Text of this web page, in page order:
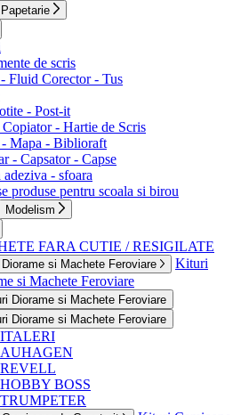
Papetarie
de scris
Fluid Corector - Tus
- Post-it
- Hartie de Scris
Mapa - Biblioraft
- Capsator - Capse
adeziva - sfoara
produse pentru scoala si birou
Modelism
FARA CUTIE / RESIGILATE
Diorame si Machete Feroviare
Kituri
si Machete Feroviare
Diorame si Machete Feroviare
Diorame si Machete Feroviare
ITALERI
AUHAGEN
REVELL
HOBBY BOSS
TRUMPETER